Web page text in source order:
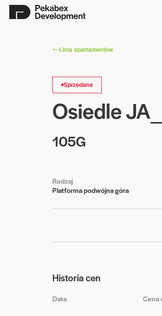
Lista apartamentów
Sprzedane
Osiedle
105G
Rodzaj
Platforma podwójna góra
Historia cen
Data Cena